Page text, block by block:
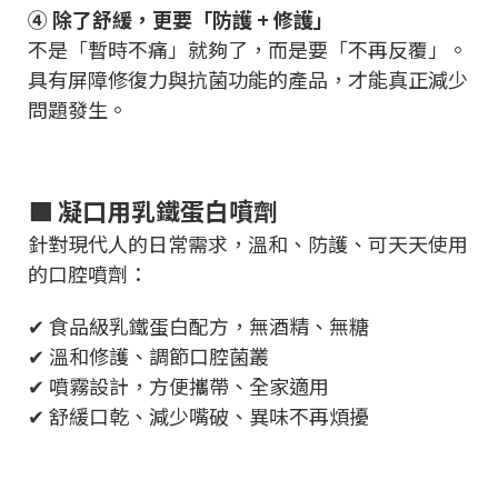
④ 除了舒緩，更要「防護 + 修護」
不是「暫時不痛」就夠了，而是要「不再反覆」。
具有屏障修復力與抗菌功能的產品，才能真正減少
問題發生。
🟩 凝口用乳鐵蛋白噴劑
針對現代人的日常需求，溫和、防護、可天天使用
的口腔噴劑：
✔ 食品級乳鐵蛋白配方，無酒精、無糖
✔ 溫和修護、調節口腔菌叢
✔ 噴霧設計，方便攜帶、全家適用
✔ 舒緩口乾、減少嘴破、異味不再煩擾